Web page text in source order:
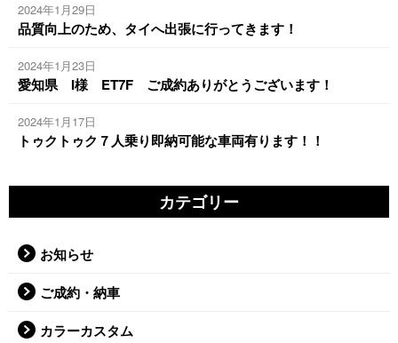
品質向上のため、タイへ出張に行ってきます！
2024年1月29日
愛知県 I様 ET7F ご成約ありがとうございます！
2024年1月23日
トゥクトゥク７人乗り即納可能な車両有ります！！
2024年1月17日
カテゴリー
お知らせ
ご成約・納車
カラーカスタム